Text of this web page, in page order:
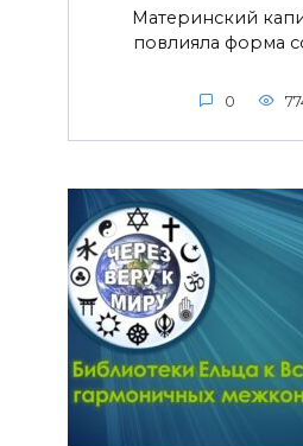
Материнский
повлияла форма
0